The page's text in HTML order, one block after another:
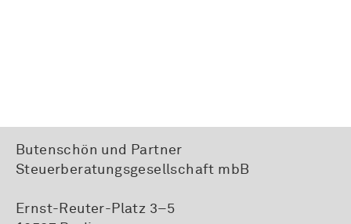
Butenschön und Partner
Steuerberatungsgesellschaft mbB
Ernst-Reuter-Platz 3–5